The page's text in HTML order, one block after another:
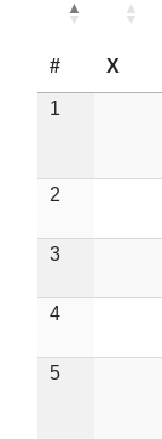
# X
1
2
3
4
5